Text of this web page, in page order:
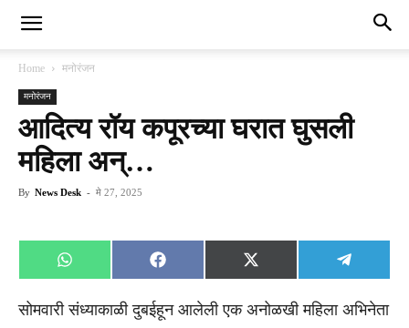
Home मनोरंजन
मनोरंजन
आदित्य रॉय कपूरच्या घरात घुसली
महिला अन्…
By News Desk - मे 27, 2025
Share
on
WhatsApp
Share
on
Facebook
Share
on
X
(Twitter)
Share
on
सोमवारी संध्याकाळी दुबईहून आलेली एक अनोळखी महिला अभिनेता